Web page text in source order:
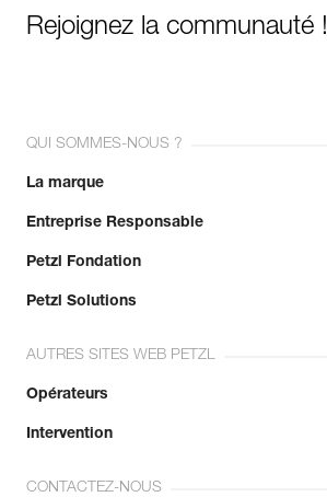
Rejoignez la communauté !
QUI SOMMES-NOUS ?
La marque
Entreprise Responsable
Petzl Fondation
Petzl Solutions
AUTRES SITES WEB PETZL
Opérateurs
Intervention
CONTACTEZ-NOUS